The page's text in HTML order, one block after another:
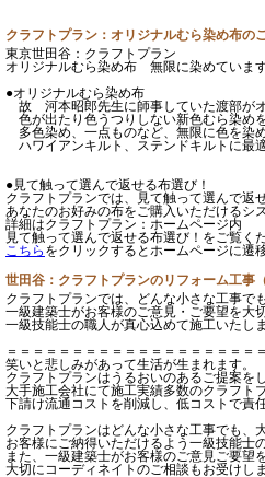
クラフトプラン：オリジナルむら染め布の
東京世田谷：クラフトプラン
オリジナルむら染め布 無限に染めていま
●オリジナルむら染め布
故 河本昭郎先生に師事していた渡部がオ
色が出たり色うつりしない新色むら染め
多色染め、一点ものなど、無限に色を染め
ハワイアンキルト、ステンドキルトに最
●見て触って選んで返せる布選び！
クラフトプランでは、見て触って選んで返
あなたのお好みの布をご購入いただけるシ
詳細はクラフトプラン：ホームページ内
見て触って選んで返せる布選び！をご覧くだ
こちら をクリックするとホームページに遷
世田谷：クラフトプランのリフォーム工事
クラフトプランでは、どんな小さな工事で
一級建築士がお客様のご意見・ご要望を大
一級技能士の職人が真心込めて施工いたしま
＝＝＝＝＝＝＝＝＝＝＝＝＝＝＝＝＝＝＝
笑いと悲しみがあって生活が生まれます。
クラフトプランはうるおいのあるご提案を
大手施工会社にて施工実績多数のクラフト
下請け流通コストを削減し、低コストで責
クラフトプランはどんな小さな工事でも、
お客様にご納得いただけるよう一級技能士
また、一級建築士がお客様のご意見ご要望
大切にコーディネイトのご相談もお受けし